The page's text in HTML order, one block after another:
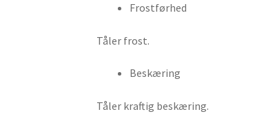
Frostførhed
Tåler frost.
Beskæring
Tåler kraftig beskæring.